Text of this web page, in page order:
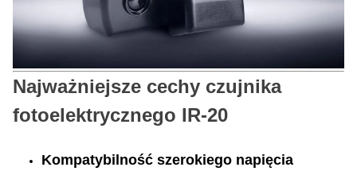
Najważniejsze cechy czujnika
fotoelektrycznego IR-20
Kompatybilność szerokiego napięcia